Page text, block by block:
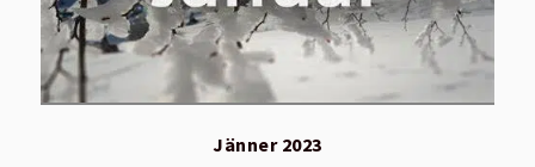
Jänner 2023